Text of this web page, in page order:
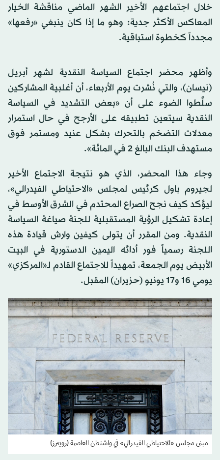
خلال اجتماعهم الأخير الشهر الماضي مناقشة الخيار
المعاكس الأكثر جدية: وهو ما إذا كان ينبغي «رفعها»
مجدداً كخطوة استباقية.
وأظهر محضر اجتماع السياسة النقدية لشهر أبريل
(نيسان)، والتي نُشرت يوم الأربعاء، أن أغلبية المشاركين
سلَّطوا الضوء على أن «بعض التشديد في السياسة
النقدية سيتعين تطبيقه على الأرجح في حال استمرار
معدلات التضخم بالتحرك بشكل عنيد ومستمر فوق
مستهدف البنك البالغ 2 في المائة».
وجاء هذا المحضر، الذي هو نتيجة الاجتماع الأخير
لجيروم باول كرئيس لمجلس «الاحتياطي الفيدرالي»،
ليؤكد كيف نجح الصراع المحتدم في الشرق الأوسط في
إعادة تشكيل الرؤية المستقبلية للجنة صياغة السياسة
النقدية. ومن المقرر أن يتولى كيفين وارش قيادة هذه
اللجنة رسمياً فور أدائه اليمين الدستورية في البيت
الأبيض يوم الجمعة، تمهيداً للاجتماع القادم لـ«المركزي»
يومي 16 و17 يونيو (حزيران) المقبل.
مبنى مجلس «الاحتياطي الفيدرالي» في واشنطن العاصمة (رويترز)